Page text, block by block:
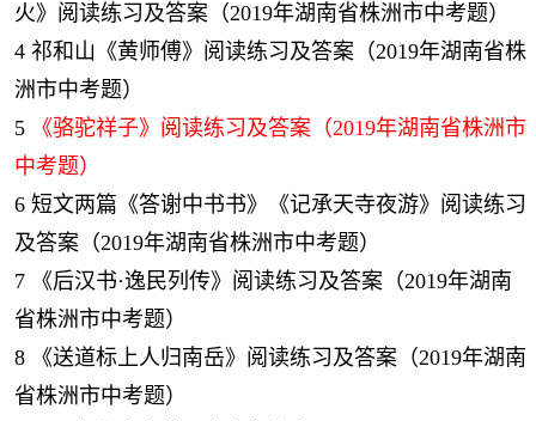
火》阅读练习及答案（2019年湖南省株洲市中考题）
4 祁和山《黄师傅》阅读练习及答案（2019年湖南省株
洲市中考题）
5
《骆驼祥子》阅读练习及答案（2019年湖南省株洲市
中考题）
6 短文两篇《答谢中书书》《记承天寺夜游》阅读练习
及答案（2019年湖南省株洲市中考题）
7
《后汉书·逸民列传》阅读练习及答案（2019年湖南
省株洲市中考题）
8
《送道标上人归南岳》阅读练习及答案（2019年湖南
省株洲市中考题）